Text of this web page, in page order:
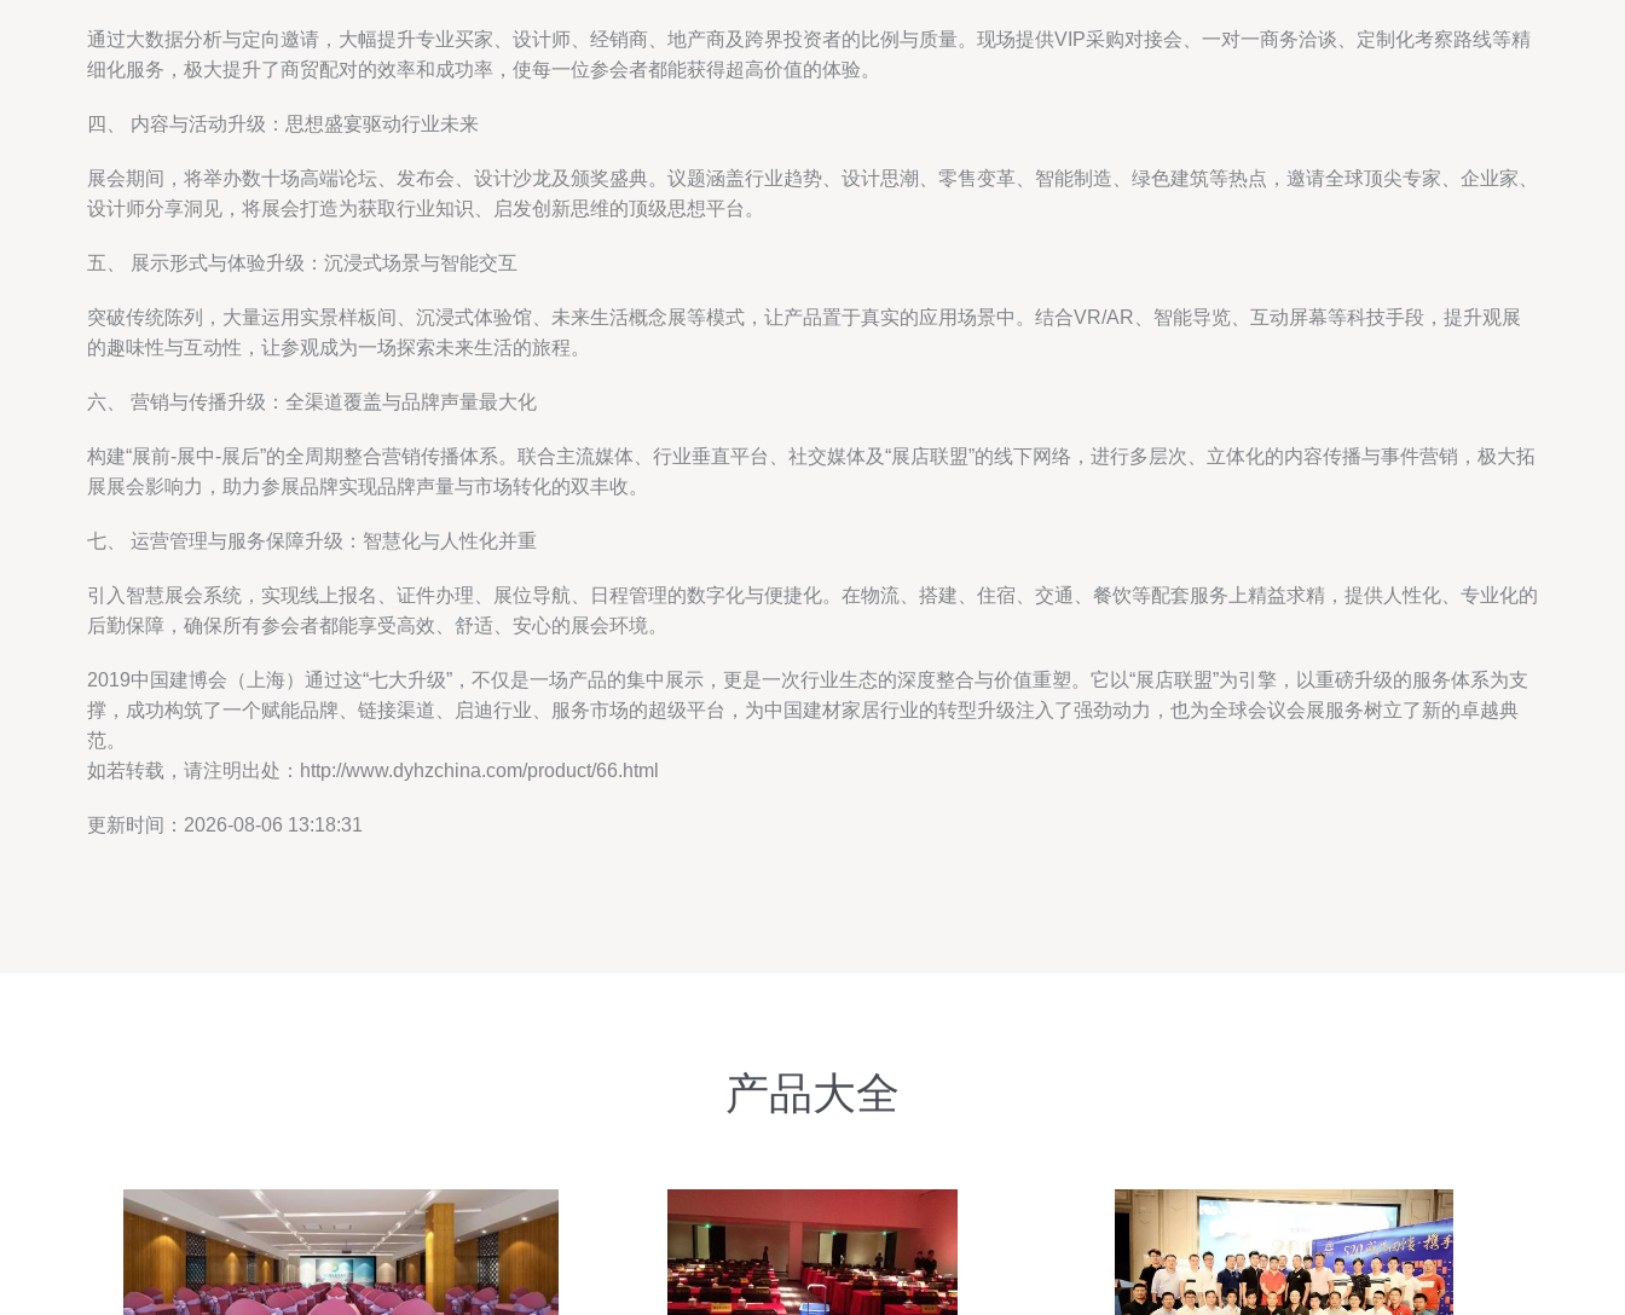
通过大数据分析与定向邀请，大幅提升专业买家、设计师、经销商、地产商及跨界投资者的比例与质量。现场提供VIP采购对接会、一对一商务洽谈、定制化考察路线等精
细化服务，极大提升了商贸配对的效率和成功率，使每一位参会者都能获得超高价值的体验。
四、 内容与活动升级：思想盛宴驱动行业未来
展会期间，将举办数十场高端论坛、发布会、设计沙龙及颁奖盛典。议题涵盖行业趋势、设计思潮、零售变革、智能制造、绿色建筑等热点，邀请全球顶尖专家、企业家、
设计师分享洞见，将展会打造为获取行业知识、启发创新思维的顶级思想平台。
五、 展示形式与体验升级：沉浸式场景与智能交互
突破传统陈列，大量运用实景样板间、沉浸式体验馆、未来生活概念展等模式，让产品置于真实的应用场景中。结合VR/AR、智能导览、互动屏幕等科技手段，提升观展
的趣味性与互动性，让参观成为一场探索未来生活的旅程。
六、 营销与传播升级：全渠道覆盖与品牌声量最大化
构建“展前-展中-展后”的全周期整合营销传播体系。联合主流媒体、行业垂直平台、社交媒体及“展店联盟”的线下网络，进行多层次、立体化的内容传播与事件营销，极大拓
展展会影响力，助力参展品牌实现品牌声量与市场转化的双丰收。
七、 运营管理与服务保障升级：智慧化与人性化并重
引入智慧展会系统，实现线上报名、证件办理、展位导航、日程管理的数字化与便捷化。在物流、搭建、住宿、交通、餐饮等配套服务上精益求精，提供人性化、专业化的
后勤保障，确保所有参会者都能享受高效、舒适、安心的展会环境。
2019中国建博会（上海）通过这“七大升级”，不仅是一场产品的集中展示，更是一次行业生态的深度整合与价值重塑。它以“展店联盟”为引擎，以重磅升级的服务体系为支
撑，成功构筑了一个赋能品牌、链接渠道、启迪行业、服务市场的超级平台，为中国建材家居行业的转型升级注入了强劲动力，也为全球会议会展服务树立了新的卓越典
范。
如若转载，请注明出处：http://www.dyhzchina.com/product/66.html
更新时间：2026-08-06 13:18:31
产品大全